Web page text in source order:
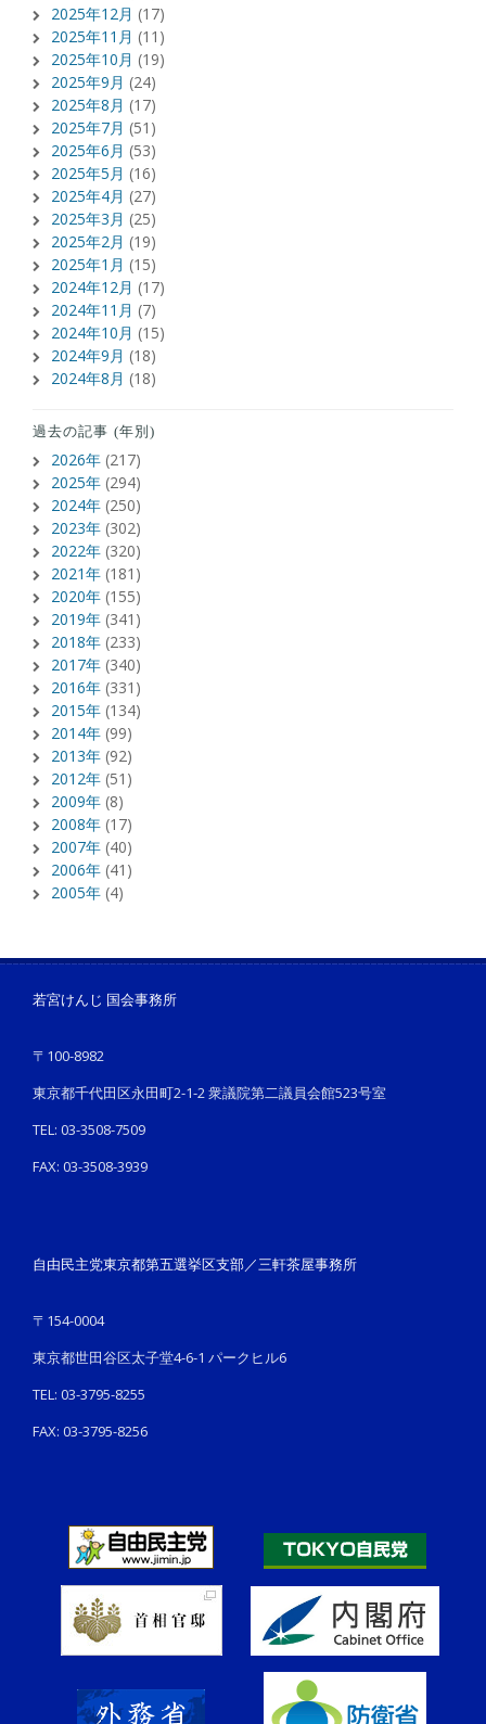
2025年12月 (17)
2025年11月 (11)
2025年10月 (19)
2025年9月 (24)
2025年8月 (17)
2025年7月 (51)
2025年6月 (53)
2025年5月 (16)
2025年4月 (27)
2025年3月 (25)
2025年2月 (19)
2025年1月 (15)
2024年12月 (17)
2024年11月 (7)
2024年10月 (15)
2024年9月 (18)
2024年8月 (18)
過去の記事 (年別)
2026年 (217)
2025年 (294)
2024年 (250)
2023年 (302)
2022年 (320)
2021年 (181)
2020年 (155)
2019年 (341)
2018年 (233)
2017年 (340)
2016年 (331)
2015年 (134)
2014年 (99)
2013年 (92)
2012年 (51)
2009年 (8)
2008年 (17)
2007年 (40)
2006年 (41)
2005年 (4)
若宮けんじ 国会事務所
〒100-8982
東京都千代田区永田町2-1-2 衆議院第二議員会館523号室
TEL: 03-3508-7509
FAX: 03-3508-3939
自由民主党東京都第五選挙区支部／三軒茶屋事務所
〒154-0004
東京都世田谷区太子堂4-6-1 パークヒル6
TEL: 03-3795-8255
FAX: 03-3795-8256